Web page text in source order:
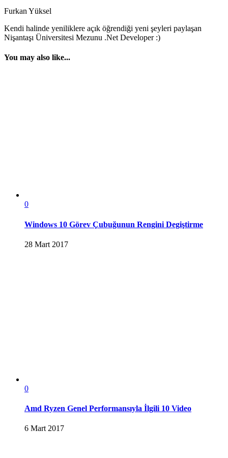
Furkan Yüksel
Kendi halinde yeniliklere açık öğrendiği yeni şeyleri paylaşan
Nişantaşı Üniversitesi Mezunu .Net Developer :)
You may also like...
0
Windows 10 Görev Çubuğunun Rengini Degiştirme
28 Mart 2017
0
Amd Ryzen Genel Performansıyla İlgili 10 Video
6 Mart 2017